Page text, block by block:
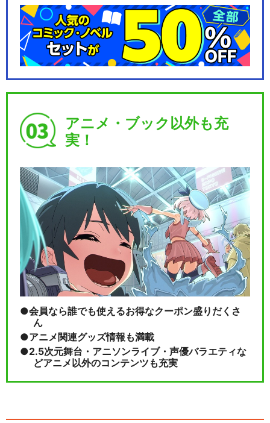
アニメ・ブック以外も充
実！
会員なら誰でも使えるお得なクーポン盛りだくさ
ん
アニメ関連グッズ情報も満載
2.5次元舞台・アニソンライブ・声優バラエティな
どアニメ以外のコンテンツも充実